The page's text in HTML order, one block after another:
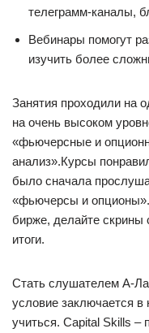
телеграмм-каналы,
Вебинары помогут
изучить более
Занятия проходили на
на очень высоком
«фьючерсные и
анализ».Курсы
было сначала
«фьючерсы и
бирже, делайте скрины
итоги.
Стать слушателем А-
условие заключается
учиться. Capital Skills –